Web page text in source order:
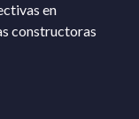
en
constructoras